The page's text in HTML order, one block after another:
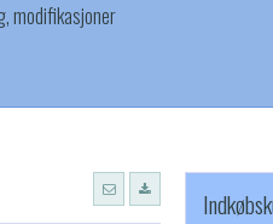
modifikasjoner